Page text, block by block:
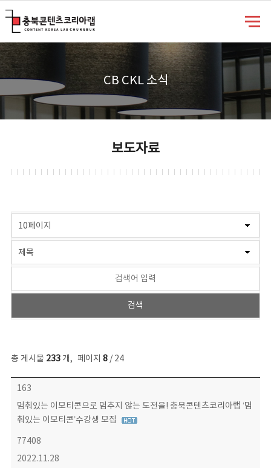
CB CKL 소식
보도자료
총 게시물 233개, 페이지 8/ 24
보도자료 목록 - 번호, 제목, 작성자, 파일, 조회수, 작성일 정보 제공
163
멈춰있는 이모티콘으로 멈추지 않는 도전을! 충북콘텐츠코리아랩 ‘멈
춰있는 이모티콘’수강생 모집
77408
2022.11.28